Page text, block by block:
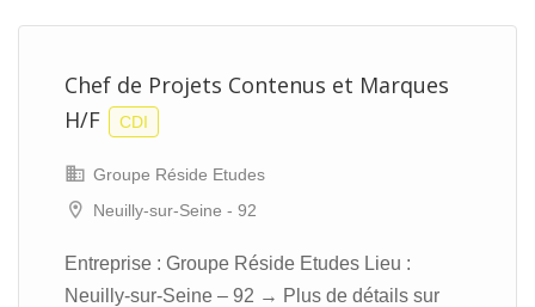
Chef de Projets Contenus et Marques
H/F
CDI
Groupe Réside Etudes
Neuilly-sur-Seine - 92
Entreprise : Groupe Réside Etudes Lieu :
Neuilly-sur-Seine – 92 → Plus de détails sur